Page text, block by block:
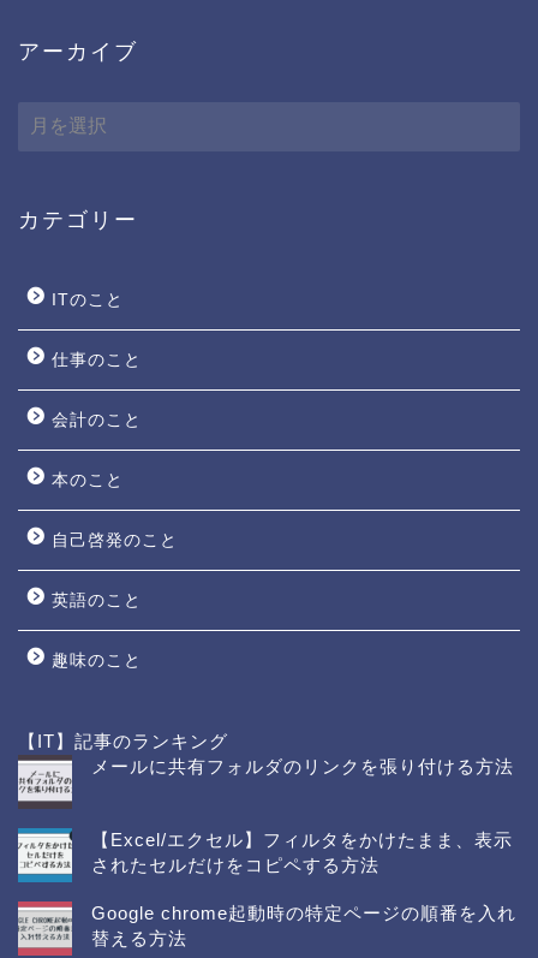
アーカイブ
ー
ブ
カテゴリー
ITのこと
仕事のこと
会計のこと
本のこと
自己啓発のこと
英語のこと
趣味のこと
【IT】記事のランキング
メールに共有フォルダのリンクを張り付ける方法
【Excel/エクセル】フィルタをかけたまま、表示
されたセルだけをコピペする方法
Google chrome起動時の特定ページの順番を入れ
替える方法